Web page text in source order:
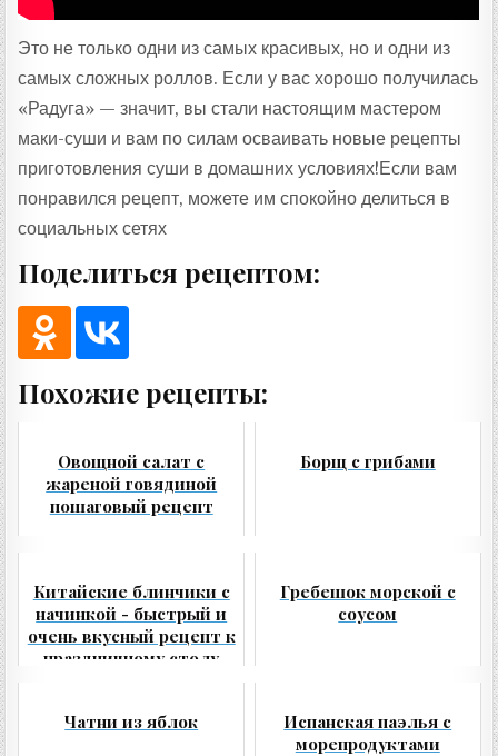
Это не только одни из самых красивых, но и одни из
самых сложных роллов. Если у вас хорошо получилась
«Радуга» — значит, вы стали настоящим мастером
маки-суши и вам по силам осваивать новые рецепты
приготовления суши в домашних условиях!Если вам
понравился рецепт, можете им спокойно делиться в
социальных сетях
Поделиться рецептом:
Похожие рецепты:
Овощной салат с
жареной говядиной
пошаговый рецепт
Борщ с грибами
Китайские блинчики с
начинкой - быстрый и
очень вкусный рецепт к
праздничному столу
Гребешок морской с
соусом
Чатни из яблок
Испанская паэлья с
морепродуктами